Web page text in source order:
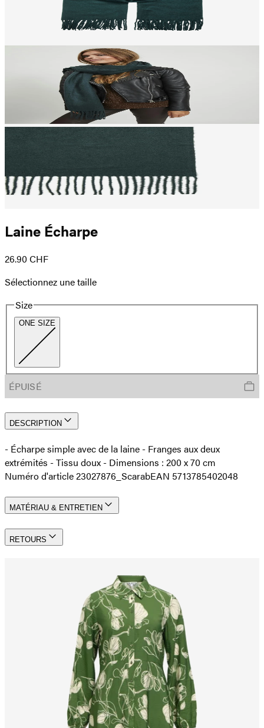
Laine Écharpe
26.90 CHF
Sélectionnez une taille
Size
ONE SIZE
ÉPUISÉ
DESCRIPTION
- Écharpe simple avec de la laine - Franges aux deux
extrémités - Tissu doux - Dimensions : 200 x 70 cm
Numéro d'article 23027876_ScarabEAN 5713785402048
MATÉRIAU & ENTRETIEN
RETOURS